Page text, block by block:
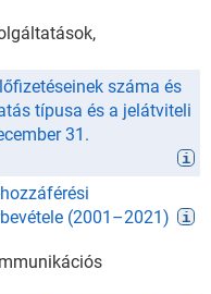
száma és
típusa és a jelátviteli
31.
(2001 –2021)